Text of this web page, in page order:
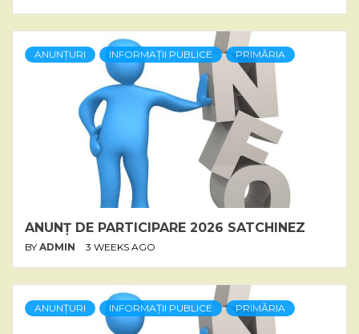
ANUNȚURI INFORMAȚII PUBLICE PRIMĂRIA
ANUNȚ DE PARTICIPARE 2026 SATCHINEZ
BY ADMIN 3 WEEKS AGO
ANUNȚURI INFORMAȚII PUBLICE PRIMĂRIA